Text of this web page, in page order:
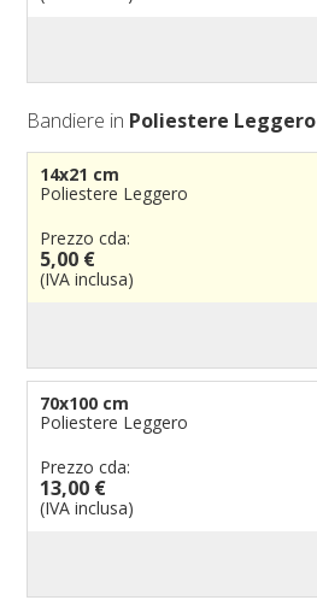
Bandiere in Poliestere Leggero
14x21 cm
Poliestere Leggero
Prezzo cda:
5,00 €
(IVA inclusa)
70x100 cm
Poliestere Leggero
Prezzo cda:
13,00 €
(IVA inclusa)